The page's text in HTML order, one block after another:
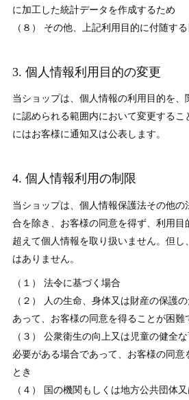
に加工した統計データを作成するため
（８） その他、上記利用目的に付随す
3. 個人情報利用目的の変更
当ショップは、個人情報の利用目的を、
に認められる範囲内において変更するこ
にはお客様に通知又は公表します。
4. 個人情報利用の制限
当ショップは、個人情報保護法その他
合を除き、お客様の同意を得ず、利用目
超えて個人情報を取り扱いません。但
はありません。
（１） 法令に基づく場合
（２） 人の生命、身体又は財産の保護
あって、お客様の同意を得ることが困難
（３） 公衆衛生の向上又は児童の健全
必要がある場合であって、お客様の同意
とき
（４） 国の機関もしくは地方公共団体